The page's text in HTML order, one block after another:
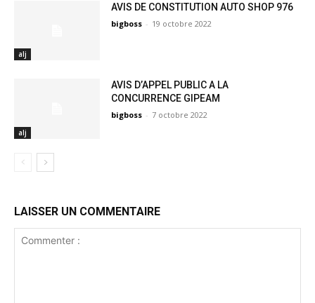
alj
AVIS DE CONSTITUTION AUTO SHOP 976
bigboss - 19 octobre 2022
alj
AVIS D’APPEL PUBLIC A LA
CONCURRENCE GIPEAM
bigboss - 7 octobre 2022
LAISSER UN COMMENTAIRE